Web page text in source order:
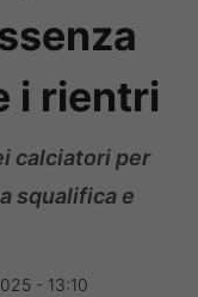
i rientri
calciatori per
squalifica e
- 13:10